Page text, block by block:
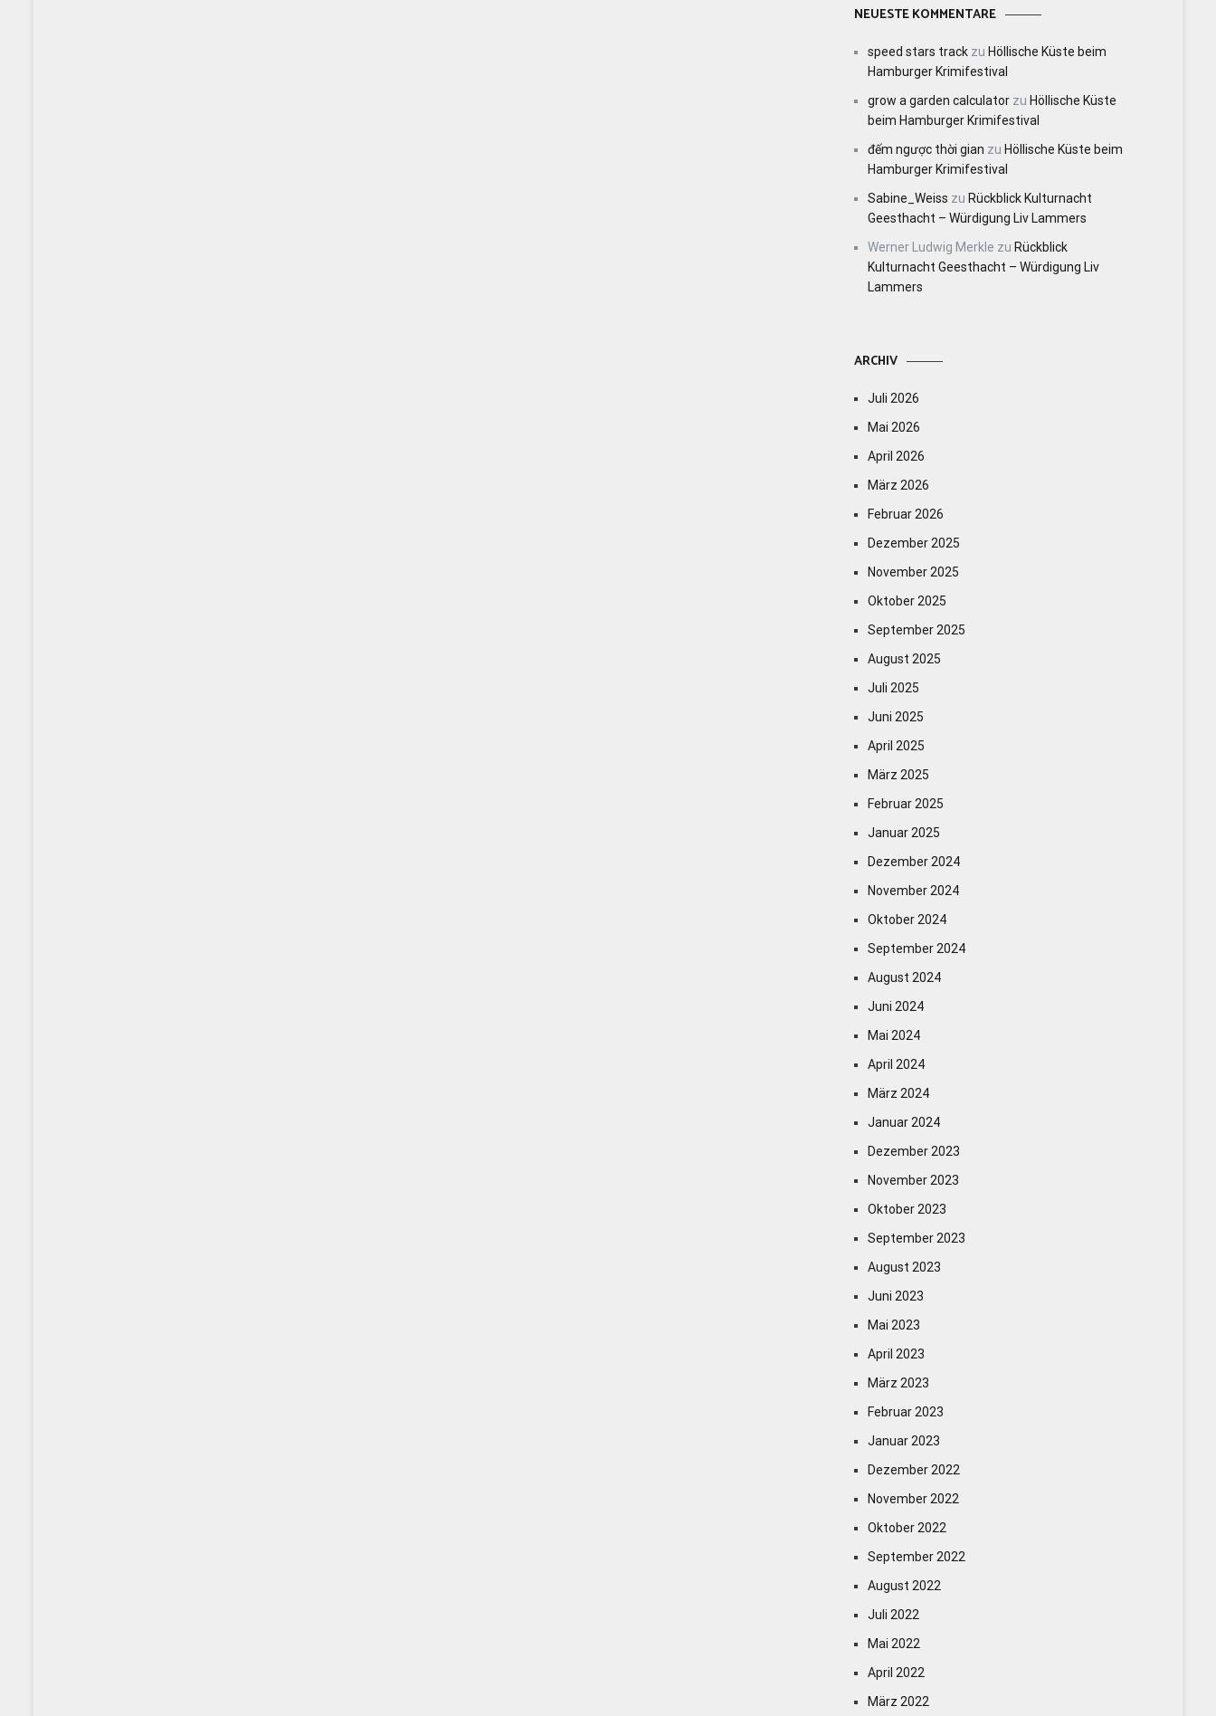
NEUESTE KOMMENTARE
speed stars track zu Höllische Küste beim
Hamburger Krimifestival
grow a garden calculator zu Höllische Küste
beim Hamburger Krimifestival
đếm ngược thời gian zu Höllische Küste beim
Hamburger Krimifestival
Sabine_Weiss zu Rückblick Kulturnacht
Geesthacht – Würdigung Liv Lammers
Werner Ludwig Merkle zu Rückblick
Kulturnacht Geesthacht – Würdigung Liv
Lammers
ARCHIV
Juli 2026
Mai 2026
April 2026
März 2026
Februar 2026
Dezember 2025
November 2025
Oktober 2025
September 2025
August 2025
Juli 2025
Juni 2025
April 2025
März 2025
Februar 2025
Januar 2025
Dezember 2024
November 2024
Oktober 2024
September 2024
August 2024
Juni 2024
Mai 2024
April 2024
März 2024
Januar 2024
Dezember 2023
November 2023
Oktober 2023
September 2023
August 2023
Juni 2023
Mai 2023
April 2023
März 2023
Februar 2023
Januar 2023
Dezember 2022
November 2022
Oktober 2022
September 2022
August 2022
Juli 2022
Mai 2022
April 2022
März 2022